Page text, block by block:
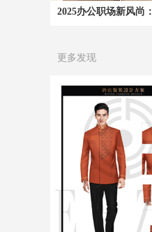
2025办公职场新风尚：
更多发现